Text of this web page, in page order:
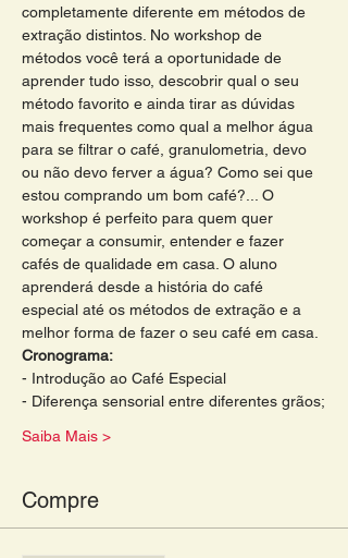
completamente diferente em métodos de
extração distintos. No workshop de
métodos você terá a oportunidade de
aprender tudo isso, descobrir qual o seu
método favorito e ainda tirar as dúvidas
mais frequentes como qual a melhor água
para se filtrar o café, granulometria, devo
ou não devo ferver a água? Como sei que
estou comprando um bom café?... O
workshop é perfeito para quem quer
começar a consumir, entender e fazer
cafés de qualidade em casa. O aluno
aprenderá desde a história do café
especial até os métodos de extração e a
melhor forma de fazer o seu café em casa.
Cronograma:
- Introdução ao Café Especial
- Diferença sensorial entre diferentes grãos;
Saiba Mais >
Compre